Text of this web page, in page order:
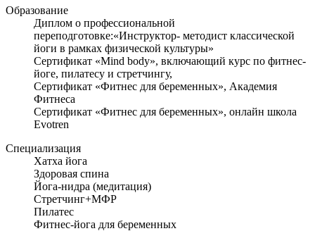
Образование
Диплом о профессиональной
переподготовке:«Инструктор- методист классической
йоги в рамках физической культуры»
Сертификат «Mind body», включающий курс по фитнес-
йоге, пилатесу и стретчингу,
Сертификат «Фитнес для беременных», Академия
Фитнеса
Сертификат «Фитнес для беременных», онлайн школа
Evotren
Специализация
Хатха йога
Здоровая спина
Йога-нидра (медитация)
Стретчинг+МФР
Пилатес
Фитнес-йога для беременных